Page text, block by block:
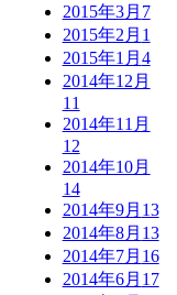
2015年3月 7
2015年2月 1
2015年1月 4
2014年12月
11
2014年11月
12
2014年10月
14
2014年9月 13
2014年8月 13
2014年7月 16
2014年6月 17